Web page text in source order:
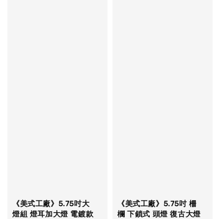
《美式工廠》5.75吋大
燈組 燈耳加大燈 電鍍款
《美式工廠》5.75吋 柵
欄 下鎖式 頭燈 復古大燈